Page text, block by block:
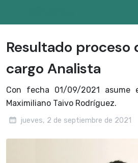
Resultado proceso
cargo Analista
Con fecha 01/09/2021 asume
Maximiliano Taivo Rodríguez.
jueves, 2 de septiembre de 2021